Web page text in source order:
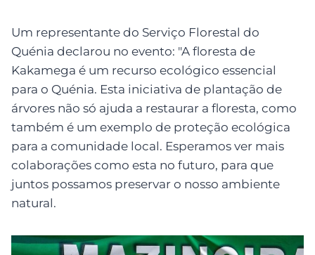
Um representante do Serviço Florestal do
Quénia declarou no evento: "A floresta de
Kakamega é um recurso ecológico essencial
para o Quénia. Esta iniciativa de plantação de
árvores não só ajuda a restaurar a floresta, como
também é um exemplo de proteção ecológica
para a comunidade local. Esperamos ver mais
colaborações como esta no futuro, para que
juntos possamos preservar o nosso ambiente
natural.